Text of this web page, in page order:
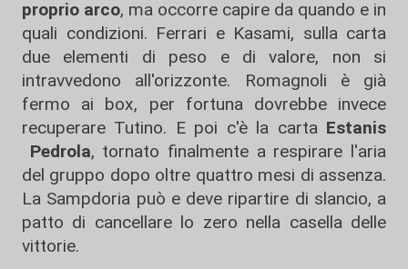
proprio arco, ma occorre capire da quando e in
quali condizioni. Ferrari e Kasami, sulla carta
due elementi di peso e di valore, non si
intravvedono all'orizzonte. Romagnoli è già
fermo ai box, per fortuna dovrebbe invece
recuperare Tutino. E poi c'è la carta Estanis
Pedrola, tornato finalmente a respirare l'aria
del gruppo dopo oltre quattro mesi di assenza.
La Sampdoria può e deve ripartire di slancio, a
patto di cancellare lo zero nella casella delle
vittorie.